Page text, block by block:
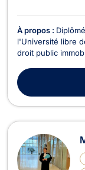
À propos :
l'Université libre
droit public
son diplôme avec
aujourd'hui